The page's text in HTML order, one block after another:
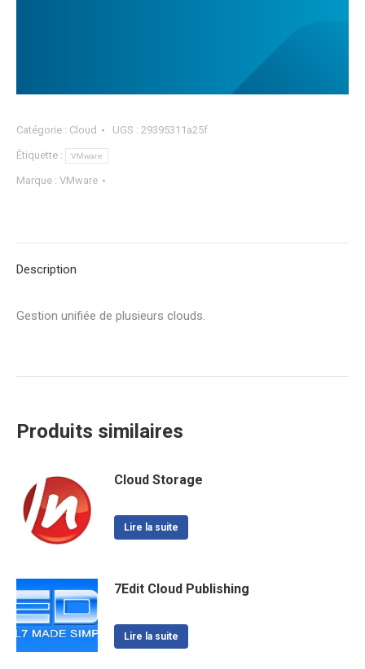
Catégorie : Cloud UGS : 29395311a25f
Étiquette : VMware
Marque : VMware
Description
Gestion unifiée de plusieurs clouds.
Produits similaires
Cloud Storage
Lire la suite
7Edit Cloud Publishing
Lire la suite